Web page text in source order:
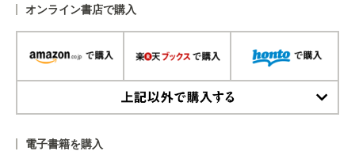
オンライン書店で購入
電子書籍を購入